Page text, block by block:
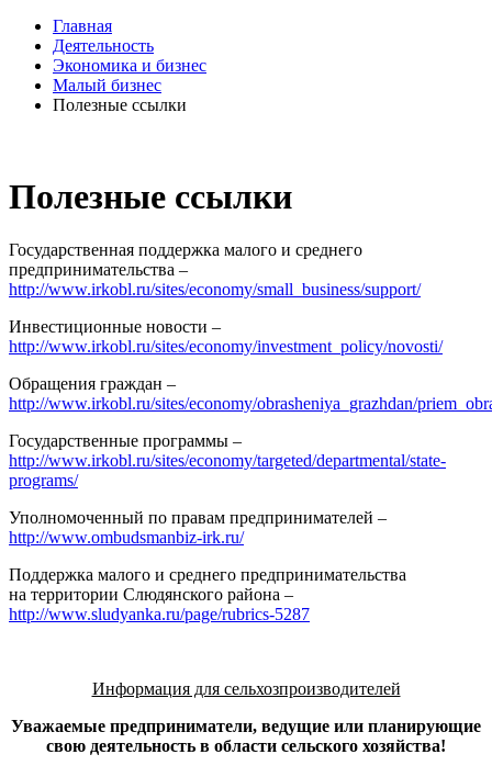
Главная
Деятельность
Экономика и бизнес
Малый бизнес
Полезные ссылки
Полезные ссылки
Государственная поддержка малого и среднего
предпринимательства –
http://www.irkobl.ru/sites/economy/small_business/support/
Инвестиционные новости –
http://www.irkobl.ru/sites/economy/investment_policy/novosti/
Обращения граждан –
http://www.irkobl.ru/sites/economy/obrasheniya_grazhdan/
Государственные программы –
http://www.irkobl.ru/sites/economy/targeted/departmental/state-
programs/
Уполномоченный по правам предпринимателей –
http://www.ombudsmanbiz-irk.ru/
Поддержка малого и среднего предпринимательства
на территории Слюдянского района –
http://www.sludyanka.ru/page/rubrics-5287
Информация для сельхозпроизводителей
Уважаемые предприниматели, ведущие или планирующие
свою деятельность в области сельского хозяйства!